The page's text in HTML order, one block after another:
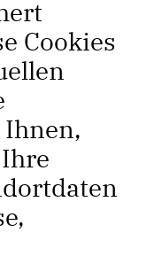
Cookies